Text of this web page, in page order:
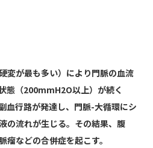
変が最も多い）により門脈の血流
態（200mmH2O以上）が続く
血行路が発達し、門脈-大循環にシ
の流れが生じる。その結果、腹
などの合併症を起こす。